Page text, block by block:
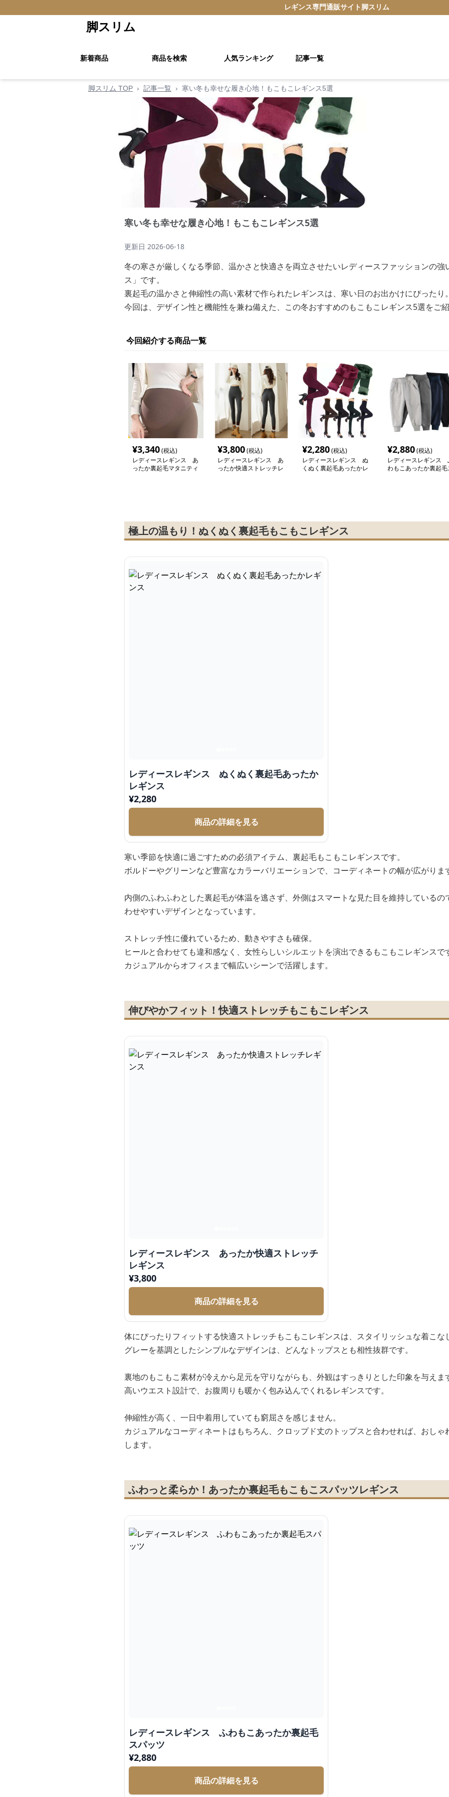
レギンス専門通販サイト 脚スリム
脚スリム
新着商品 商品を検索 人気ランキング 記事一覧
脚スリム TOP › 記事一覧 › 寒い冬も幸せな履き心地！もこもこレギンス5選
寒い冬も幸せな履き心地！もこもこレギンス5選
更新日 2026-06-18
冬の寒さが厳しくなる季節、温かさと快適さを両立させたいレディースファッションの
ス」です。
裏起毛の温かさと伸縮性の高い素材で作られたレギンスは、寒い日のお出かけにぴったり
今回は、デザイン性と機能性を兼ね備えた、この冬おすすめのもこもこレギンス5選をご
今回紹介する商品一覧
¥3,340(税込)
レディースレギンス あ
ったか裏起毛マタニティ
¥3,800(税込)
レディースレギンス あ
ったか快適ストレッチレ
¥2,280(税込)
レディースレギンス ぬ
くぬく裏起毛あったかレ
¥2,880(税込)
レディースレギンス
わもこあったか裏起毛
極上の温もり！ぬくぬく裏起毛もこもこレギンス
レディースレギンス ぬくぬく裏起毛あったか
レギンス
¥2,280
商品の詳細を見る
寒い季節を快適に過ごすための必須アイテム、裏起毛もこもこレギンスです。
ボルドーやグリーンなど豊富なカラーバリエーションで、コーディネートの幅が広がりま
内側のふわふわとした裏起毛が体温を逃さず、外側はスマートな見た目を維持している
わせやすいデザインとなっています。
ストレッチ性に優れているため、動きやすさも確保。
ヒールと合わせても違和感なく、女性らしいシルエットを演出できるもこもこレギンスで
カジュアルからオフィスまで幅広いシーンで活躍します。
伸びやかフィット！快適ストレッチもこもこレギンス
レディースレギンス あったか快適ストレッチ
レギンス
¥3,800
商品の詳細を見る
体にぴったりフィットする快適ストレッチもこもこレギンスは、スタイリッシュな着こな
グレーを基調としたシンプルなデザインは、どんなトップスとも相性抜群です。
裏地のもこもこ素材が冷えから足元を守りながらも、外観はすっきりとした印象を与えま
高いウエスト設計で、お腹周りも暖かく包み込んでくれるレギンスです。
伸縮性が高く、一日中着用していても窮屈さを感じません。
カジュアルなコーディネートはもちろん、クロップド丈のトップスと合わせれば、おし
します。
ふわっと柔らか！あったか裏起毛もこもこスパッツレギンス
レディースレギンス ふわもこあったか裏起毛
スパッツ
¥2,880
商品の詳細を見る